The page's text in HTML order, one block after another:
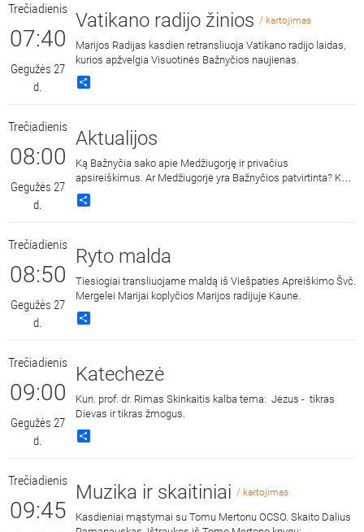
Trečiadienis
07:40
Gegužės 27
d.
Vatikano radijo žinios / kartojimas
Marijos Radijas kasdien retransliuoja Vatikano radijo laidas,
kurios apžvelgia Visuotinės Bažnyčios naujienas.
Trečiadienis
08:00
Gegužės 27
d.
Aktualijos
Ką Bažnyčia sako apie Medžiugorję ir privačius
apsireiškimus. Ar Medžiugorjė yra Bažnyčios patvirtinta? Ką
Dievo Motina, anot regėtojų, kalba savo naujausioje gegužės
25-osios žinioje žmonijai? Šiuos ir kitus klausimus laidoje
Trečiadienis
08:50
Gegužės 27
d.
Ryto malda
Tiesiogiai transliuojame maldą iš Viešpaties Apreiškimo Švč.
Mergelei Marijai koplyčios Marijos radijuje Kaune.
Trečiadienis
09:00
Gegužės 27
d.
Katechezė
Kun. prof. dr. Rimas Skinkaitis kalba tema: Jėzus - tikras
Dievas ir tikras žmogus.
Trečiadienis
09:45
Muzika ir skaitiniai / kartojimas
Kasdieniai mąstymai su Tomu Mertonu OCSO. Skaito Dalius